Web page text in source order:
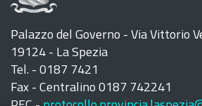
Palazzo del Governo - Via Vittorio
19124 - La Spezia
Tel. - 0187 7421
Fax - Centralino 0187 742241